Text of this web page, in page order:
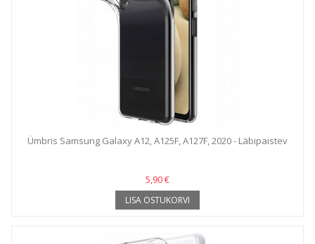
Ümbris Samsung Galaxy A12, A125F, A127F, 2020 - Läbipaistev
5,90 €
LISA OSTUKORVI